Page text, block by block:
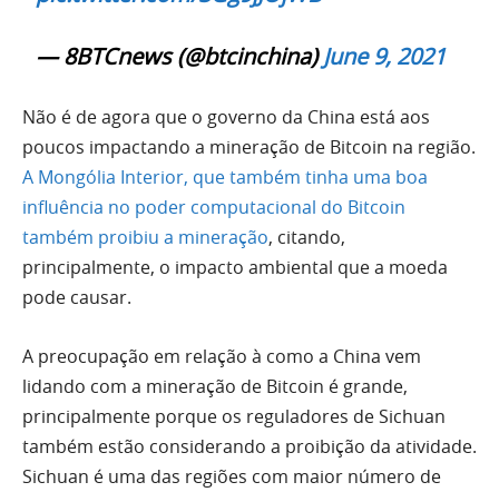
— 8BTCnews (@btcinchina)June 9, 2021
Não é de agora que o governo da China está aos
poucos impactando a mineração de Bitcoin na região.
A Mongólia Interior, que também tinha uma boa
influência no poder computacional do Bitcoin
também proibiu a mineração, citando,
principalmente, o impacto ambiental que a moeda
pode causar.
A preocupação em relação à como a China vem
lidando com a mineração de Bitcoin é grande,
principalmente porque os reguladores de Sichuan
também estão considerando a proibição da atividade.
Sichuan é uma das regiões com maior número de